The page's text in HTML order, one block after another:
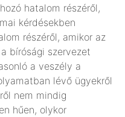
hatalom részéről,
kérdésekben
részéről, amikor az
bírósági szervezet
a veszély a
lévő ügyekről
nem mindig
hűen, olykor